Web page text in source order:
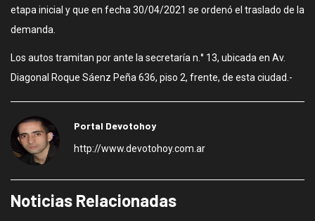
etapa inicial y que en fecha 30/04/2021 se ordenó el traslado de la
demanda.
Los autos tramitan por ante la secretaría n.° 13, ubicada en Av.
Diagonal Roque Sáenz Peña 636, piso 2, frente, de esta ciudad.-
Portal Devotohoy
http://www.devotohoy.com.ar
Noticias Relacionadas